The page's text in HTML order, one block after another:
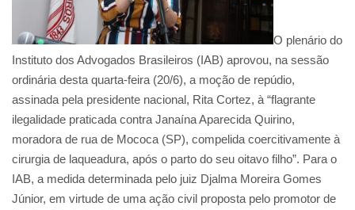
O plenário do
Instituto dos Advogados Brasileiros (IAB) aprovou, na sessão
ordinária desta quarta-feira (20/6), a moção de repúdio,
assinada pela presidente nacional, Rita Cortez, à “flagrante
ilegalidade praticada contra Janaína Aparecida Quirino,
moradora de rua de Mococa (SP), compelida coercitivamente à
cirurgia de laqueadura, após o parto do seu oitavo filho”. Para o
IAB, a medida determinada pelo juiz Djalma Moreira Gomes
Júnior, em virtude de uma ação civil proposta pelo promotor de